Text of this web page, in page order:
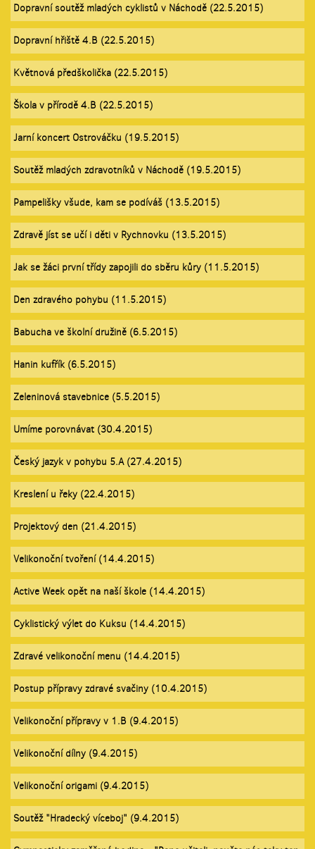
Dopravní soutěž mladých cyklistů v Náchodě (22.5.2015)
Dopravní hřiště 4.B (22.5.2015)
Květnová předškolička (22.5.2015)
Škola v přírodě 4.B (22.5.2015)
Jarní koncert Ostrováčku (19.5.2015)
Soutěž mladých zdravotníků v Náchodě (19.5.2015)
Pampelišky všude, kam se podíváš (13.5.2015)
Zdravě jíst se učí i děti v Rychnovku (13.5.2015)
Jak se žáci první třídy zapojili do sběru kůry (11.5.2015)
Den zdravého pohybu (11.5.2015)
Babucha ve školní družině (6.5.2015)
Hanin kufřík (6.5.2015)
Zeleninová stavebnice (5.5.2015)
Umíme porovnávat (30.4.2015)
Český jazyk v pohybu 5.A (27.4.2015)
Kreslení u řeky (22.4.2015)
Projektový den (21.4.2015)
Velikonoční tvoření (14.4.2015)
Active Week opět na naší škole (14.4.2015)
Cyklistický výlet do Kuksu (14.4.2015)
Zdravé velikonoční menu (14.4.2015)
Postup přípravy zdravé svačiny (10.4.2015)
Velikonoční přípravy v 1.B (9.4.2015)
Velikonoční dílny (9.4.2015)
Velikonoční origami (9.4.2015)
Soutěž "Hradecký víceboj" (9.4.2015)